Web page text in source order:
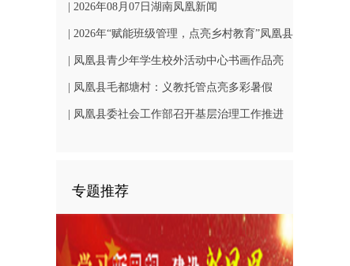
| 2026年08月07日湖南凤凰新闻
| 2026年“赋能班级管理，点亮乡村教育”凤凰县
中小学骨干班主任国培计划开班仪式顺利举行
（B1402-3）
| 凤凰县青少年学生校外活动中心书画作品亮
相凤凰古城从文广场
| 凤凰县毛都塘村：义教托管点亮多彩暑假
| 凤凰县委社会工作部召开基层治理工作推进
专题推荐